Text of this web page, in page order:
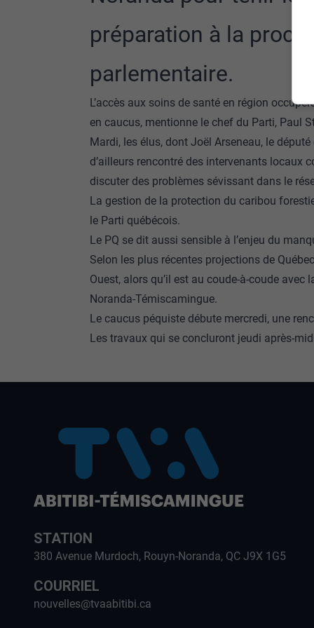
préparation à la
parlementaire.
L’accès aux soins de santé en région
en caucus, mentionne le chef du Parti, Paul
Mardi, les élus, dont Joël Arseneau, le
d’ailleurs rencontré des intervenants locaux
discuter des problèmes sévissant dans le
La gestion de la protection du caribou
le Parti québécois.
Le PQ se dit aussi sensible à l’enjeu du
Selon les plus récentes projections de
Ouest, alors qu’il est au coude-à-coude avec
Noranda-Témiscamingue.
Le caucus péquiste débute mercredi, une
Les travaux qui se concluront jeudi après-
STATION
380 Avenue Murdoch, Rouyn-Noranda, QC J9X 1G5
COURRIEL
nouvelles@tvaabitibi.ca